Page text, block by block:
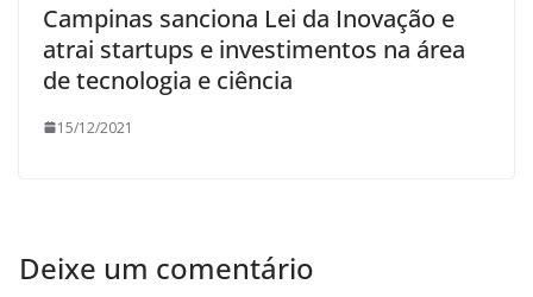
Campinas sanciona Lei da Inovação e
atrai startups e investimentos na área
de tecnologia e ciência
15/12/2021
Deixe um comentário